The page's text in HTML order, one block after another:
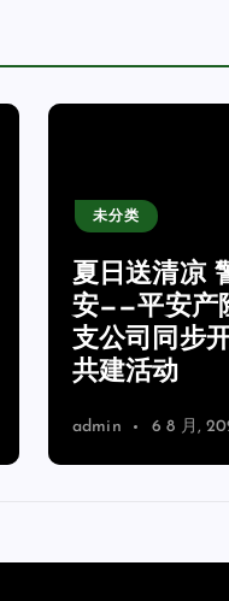
未分类
夏日送清凉
安——平安产
支公司同步
共建活动
admin 6 8 月,